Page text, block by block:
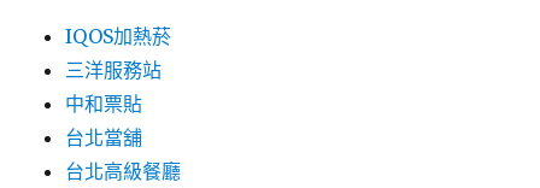
IQOS加熱菸
三洋服務站
中和票貼
台北當舖
台北高級餐廳